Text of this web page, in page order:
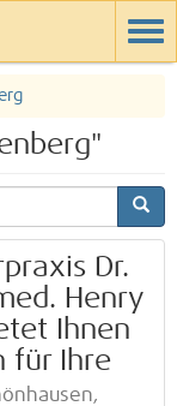
Dr.
Henry
Ihnen
für Ihre